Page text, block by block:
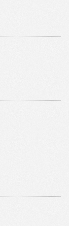
и
бедствий,
сейчас, в XXI
Индонезию,
Америки.
на очень
Не
в Нью-
и вполне
примеру, в
пошли
волны. Итог –